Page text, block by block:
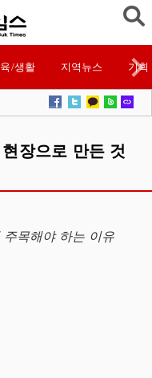
/생활 지역뉴스 기획
장으로 만든 것
주목해야 하는 이유